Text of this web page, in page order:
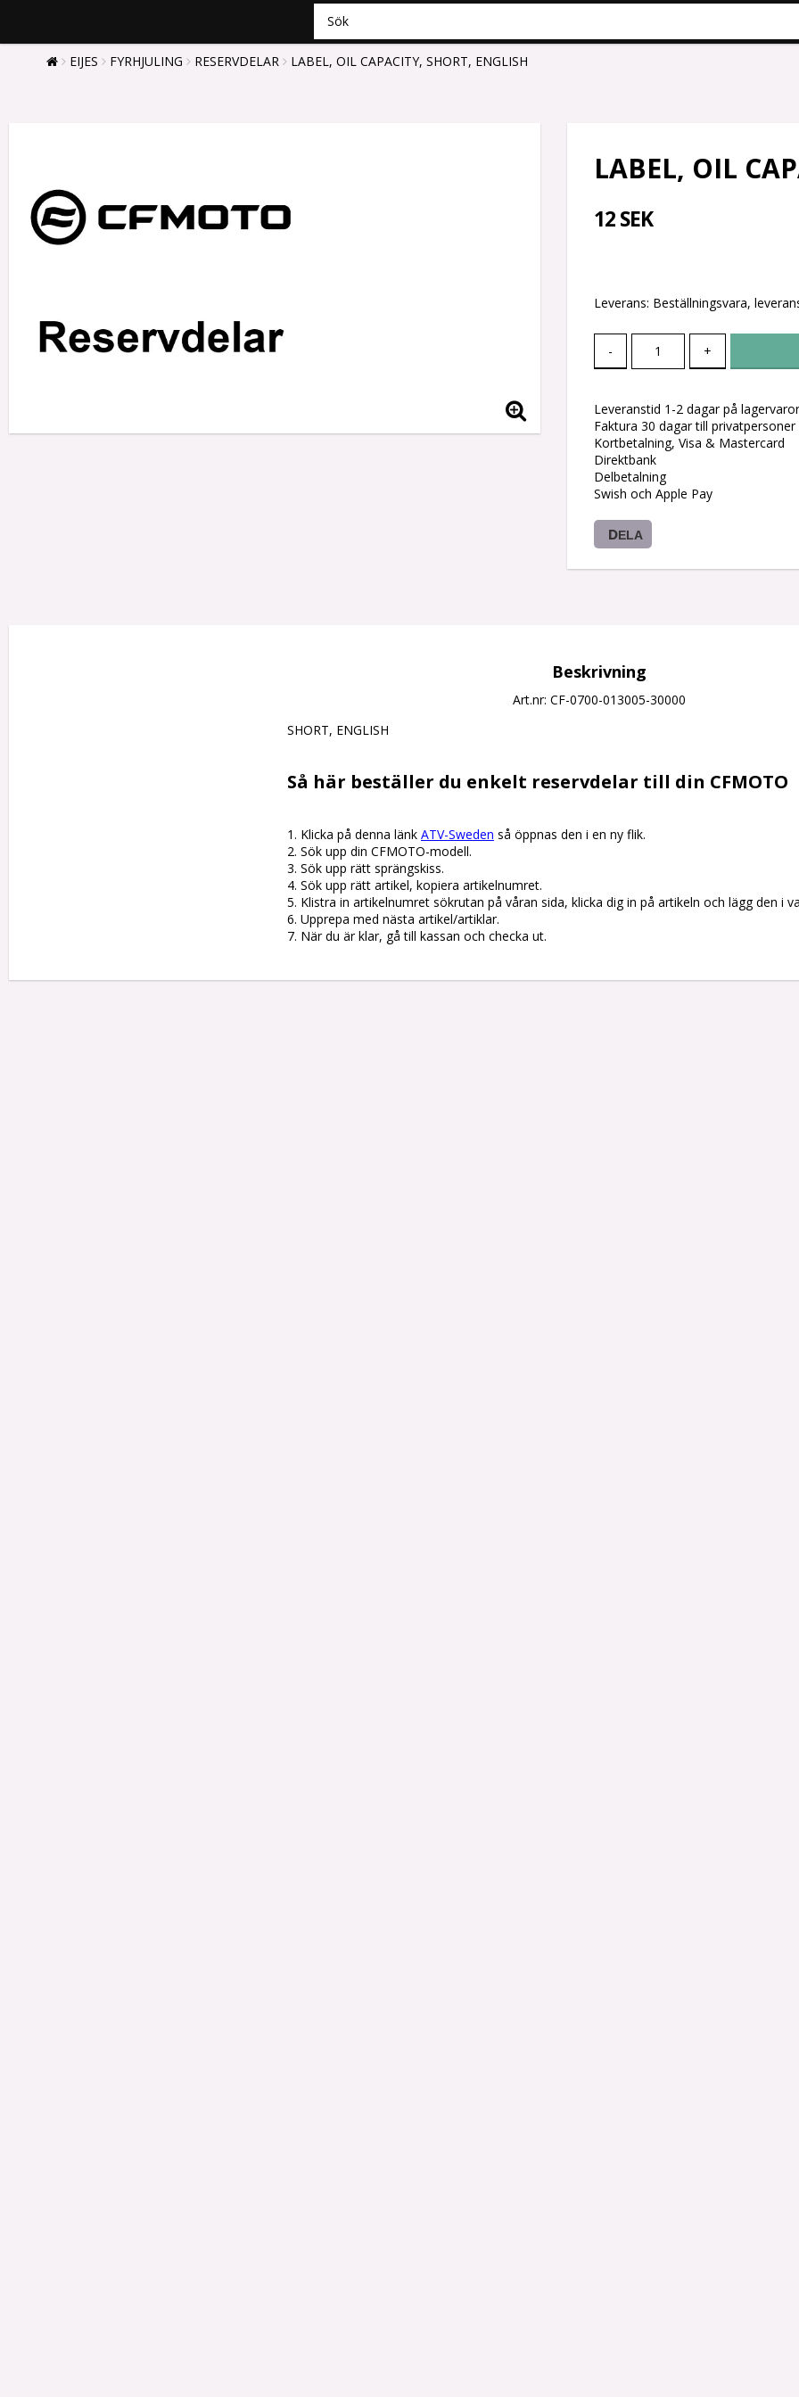
EIJES FYRHJULING RESERVDELAR LABEL, OIL CAPACITY, SHORT, ENGLISH
LABEL, OIL
12 SEK
Leverans: Beställningsvara,
- +
Leveranstid 1-2 dagar på lagervaror
Faktura 30 dagar till
Kortbetalning, Visa & Mastercard
Direktbank
Delbetalning
Swish och Apple Pay
DELA
Beskrivning
Art.nr: CF-0700-013005-30000
SHORT, ENGLISH
Så här beställer du enkelt reservdelar till din CFMOTO
1. Klicka på denna länk ATV-Sweden så öppnas den i en ny flik.
2. Sök upp din CFMOTO-modell.
3. Sök upp rätt sprängskiss.
4. Sök upp rätt artikel, kopiera artikelnumret.
5. Klistra in artikelnumret sökrutan på våran sida, klicka dig in på artikeln och lägg den i
6. Upprepa med nästa artikel/artiklar.
7. När du är klar, gå till kassan och checka ut.